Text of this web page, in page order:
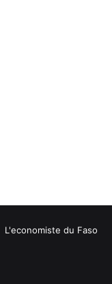
L'economiste du Faso